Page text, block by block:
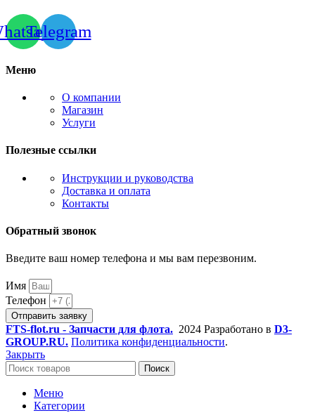
Telegram
Меню
О компании
Магазин
Услуги
Полезные ссылки
Инструкции и руководства
Доставка и оплата
Контакты
Обратный звонок
Введите ваш номер телефона и мы вам перезвоним.
Имя
Телефон
Отправить заявку
FTS-flot.ru - Запчасти для флота. 2024 Разработано в D3-
GROUP.RU. Политика конфиденциальности.
Закрыть
Поиск
Меню
Категории